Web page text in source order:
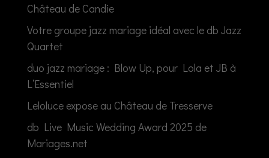
Château de Candie
Votre groupe jazz mariage idéal avec le db Jazz
Quartet
duo jazz mariage : Blow Up, pour Lola et JB à
L’Essentiel
Leloluce expose au Château de Tresserve
db Live Music Wedding Award 2025 de
Mariages.net